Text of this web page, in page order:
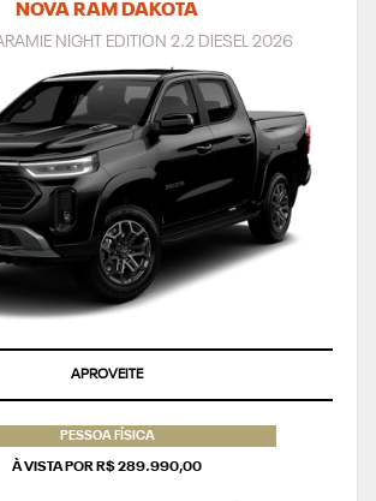
NOVA RAM DAKOTA
NIGHT EDITION 2.2 DIESEL 2026
APROVEITE
PESSOA FÍSICA
À VISTA POR R$ 289.990,00